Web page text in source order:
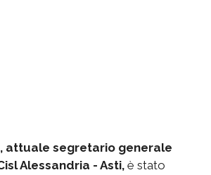
attuale segretario generale
Alessandria - Asti, è stato